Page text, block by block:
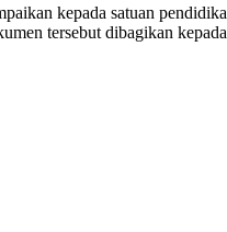
kepada satuan
tersebut dibagikan